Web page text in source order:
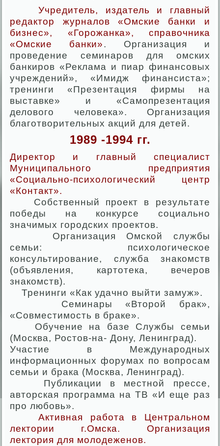
Учредитель, издатель и главный
редактор журналов «Омские банки и
бизнес», «Горожанка», справочника
«Омские банки». Организация и
проведение семинаров для омских
банкиров «Реклама и пиар финансовых
учреждений», «Имидж финансиста»;
тренинги «Презентация фирмы на
выставке» и «Самопрезентация
делового человека». Организация
благотворительных акций для детей.
1989 -1994 гг.
Директор и главный специалист
Муниципального предприятия
«Социально-психологический центр
«Контакт».
Собственный проект в результате
победы на конкурсе социально
значимых городских проектов.
Организация Омской службы
семьи: психологическое
консультирование, служба знакомств
(объявления, картотека, вечеров
знакомств).
Тренинги «Как удачно выйти замуж».
Семинары «Второй брак»,
«Совместимость в браке».
Обучение на базе Службы семьи
(Москва, Ростов-на- Дону, Ленинград).
Участие в Международных
информационных форумах по вопросам
семьи и брака (Москва, Ленинград).
Публикации в местной прессе,
авторская программа на ТВ «И еще раз
про любовь».
Активная работа в Центральном
лектории г.Омска. Организация
лектория для молодеженов.